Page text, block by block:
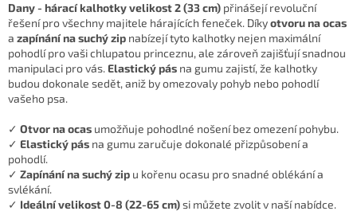
Dany - hárací kalhotky velikost 2 (33 cm) přinášejí revoluční
řešení pro všechny majitele hárajících feneček. Díkyotvoru na ocas
a zapínání na suchý zip nabízejí tyto kalhotky nejen maximální
pohodlí pro vaši chlupatou princeznu, ale zároveň zajišťují snadnou
manipulaci pro vás. Elastický pás na gumu zajistí, že kalhotky
budou dokonale sedět, aniž by omezovaly pohyb nebo pohodlí
vašeho psa.
✓ Otvor na ocas umožňuje pohodlné nošení bez omezení pohybu.
✓ Elastický pás na gumu zaručuje dokonalé přizpůsobení a
pohodlí.
✓ Zapínání na suchý zip u kořenu ocasu pro snadné oblékání a
svlékání.
✓ Ideální velikost 0-8 (22-65 cm)si můžete zvolit v naší nabídce.